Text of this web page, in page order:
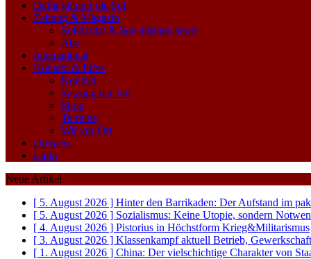
Dafür kämpft die Sol
Zeitung & Magazin
Solidarität & Sozialismus heute
Abo
International
Kontakt & Infos
Kontakt
Satzung der Sol
Shop
Termine
Wir vor Ort
Dossiers
Links
Neue Artikel
[ 5. August 2026 ] Hinter den Barrikaden: Der Aufstand im
[ 5. August 2026 ] Sozialismus: Keine Utopie, sondern
[ 4. August 2026 ] Pistorius in Höchstform Krieg&Militarismus
[ 3. August 2026 ] Klassenkampf aktuell Betrieb,
[ 1. August 2026 ] China: Der vielschichtige Charakter von